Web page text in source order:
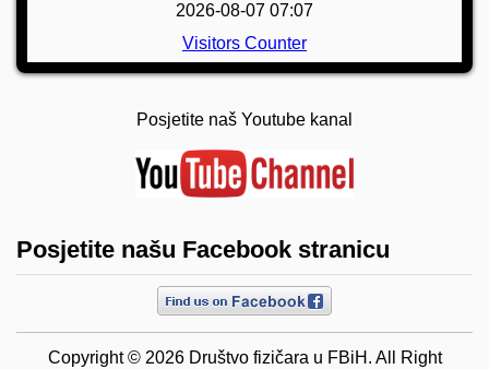
2026-08-07 07:07
Visitors Counter
Posjetite naš Youtube kanal
Posjetite našu Facebook stranicu
Copyright © 2026 Društvo fizičara u FBiH. All Right